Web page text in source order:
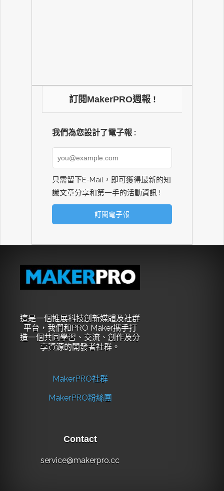
訂閱MakerPRO週報 !
我們為您設計了電子報 :
只需留下E-Mail，即可獲得最新的知
識文章分享和第一手的活動資訊 !
這是一個推展科技創新媒體及社群
平台，我們和PRO Maker攜手打
造一個共同學習、交流、創作及分
享資源的開發者社群。
MakerPRO社群
MakerPRO粉絲團
Contact
service@makerpro.cc